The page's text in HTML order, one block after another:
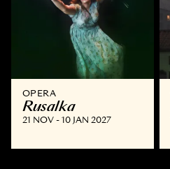
OPERA
Rusalka
21 NOV - 10 JAN 2027